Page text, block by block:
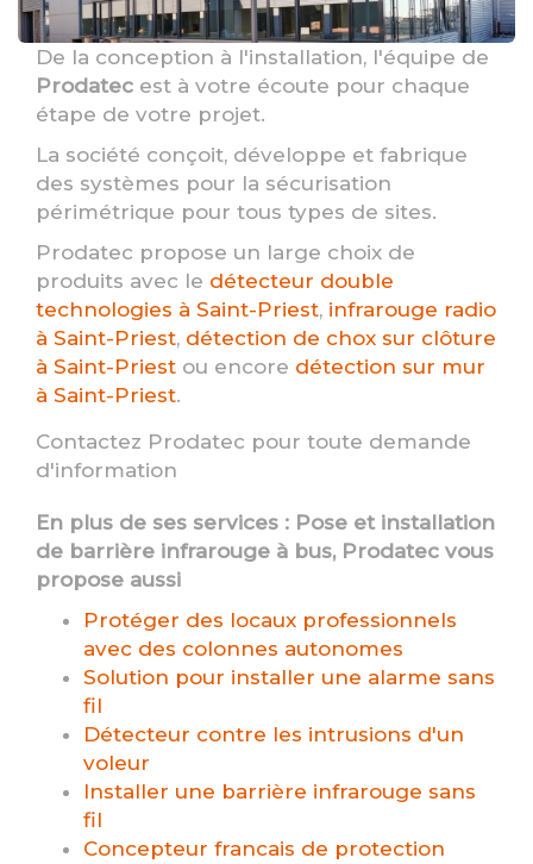
De la conception à l'installation, l'équipe de
Prodatec est à votre écoute pour chaque
étape de votre projet.
La société conçoit, développe et fabrique
des systèmes pour la sécurisation
périmétrique pour tous types de sites.
Prodatec propose un large choix de
produits avec le détecteur double
technologies à Saint-Priest, infrarouge radio
à Saint-Priest, détection de chox sur clôture
à Saint-Priest ou encore détection sur mur
à Saint-Priest.
Contactez Prodatec pour toute demande
d'information
En plus de ses services : Pose et installation
de barrière infrarouge à bus, Prodatec vous
propose aussi
Protéger des locaux professionnels
avec des colonnes autonomes
Solution pour installer une alarme sans
fil
Détecteur contre les intrusions d'un
voleur
Installer une barrière infrarouge sans
fil
Concepteur francais de protection